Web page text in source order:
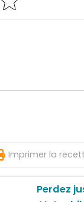
Imprimer la
Perdez